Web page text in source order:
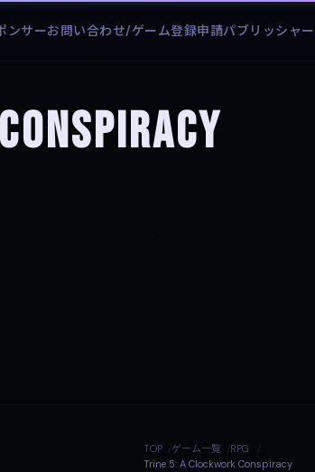
ンサーお問い合わせ/ゲーム登録申請パブリッシャ
TOP ゲーム一覧
RPG
Trine 5: A Clockwork Conspiracy